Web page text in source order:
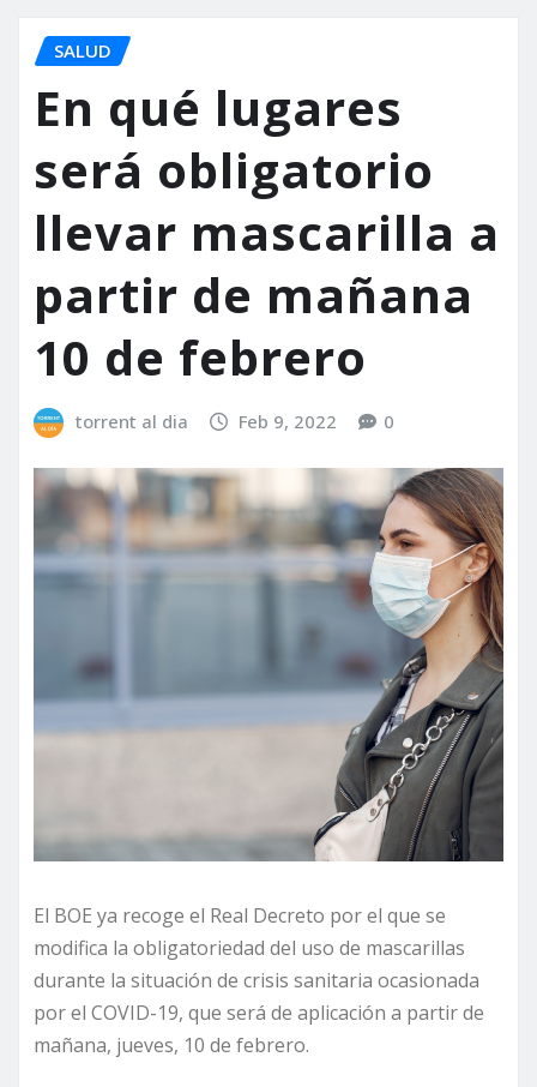
SALUD
En qué lugares
será obligatorio
llevar mascarilla a
partir de mañana
10 de febrero
torrent al dia Feb 9, 2022 0
El BOE ya recoge el Real Decreto por el que se
modifica la obligatoriedad del uso de mascarillas
durante la situación de crisis sanitaria ocasionada
por el COVID-19, que será de aplicación a partir de
mañana, jueves, 10 de febrero.